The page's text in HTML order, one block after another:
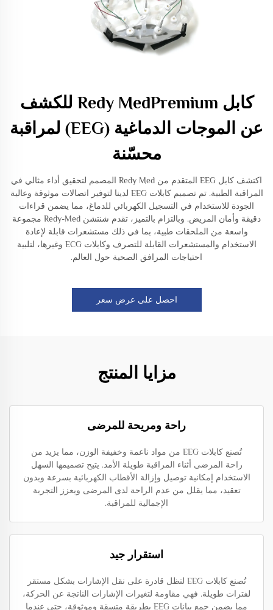
كابل Redy MedPremium للكشف
عن الموجات الدماغية (EEG) لمراقبة
محسّنة
اكتشف كابل EEG المتقدم من Redy Med المصمم لتحقيق أداء مثالي في
المراقبة الطبية. تم تصميم كابلات EEG لدينا لتوفير اتصالات موثوقة وعالية
الجودة للاستخدام في التسجيل الكهربائي للدماغ، مما يضمن قراءات
دقيقة وأمان المريض. وبالتزام بالتميز، تقدم شنتشن Redy-Med مجموعة
واسعة من الملحقات طبية، بما في ذلك مستشعرات قابلة لإعادة
الاستخدام والمستشعرات القابلة للتصرف وكابلات ECG وغيرها، لتلبية
احتياجات المرافق الصحية حول العالم.
احصل على عرض سعر
مزايا المنتج
راحة ومريحة للمرضى
تُصنع كابلات EEG من مواد ناعمة وخفيفة الوزن، مما يزيد من
راحة المرضى أثناء المراقبة طويلة الأمد. يتيح تصميمها السهل
الاستخدام إمكانية توصيل وإزالة الأقطاب الكهربائية بسرعة وبدون
تعقيد، مما يقلل من عدم الراحة لدى المرضى ويعزز التجربة
الإجمالية للمراقبة.
استقرار جيد
تُصنع كابلات EEG لتظل قادرة على نقل الإشارات بشكل مستقر
لفترات طويلة. فهي مقاومة لتغيرات الإشارات الناتجة عن الحركة،
مما يضمن جمع بيانات EEG بطريقة متسقة وموثوقة، حتى عندما